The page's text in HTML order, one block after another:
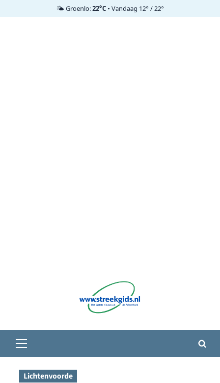
🌤️ Groenlo:22°C• Vandaag 12° / 22°
menu
Lichtenvoorde